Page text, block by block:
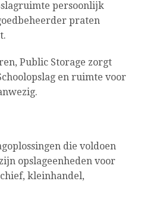
persoonlijk
praten
Public Storage zorgt
en ruimte voor
die voldoen
opslageenheden voor
kleinhandel,